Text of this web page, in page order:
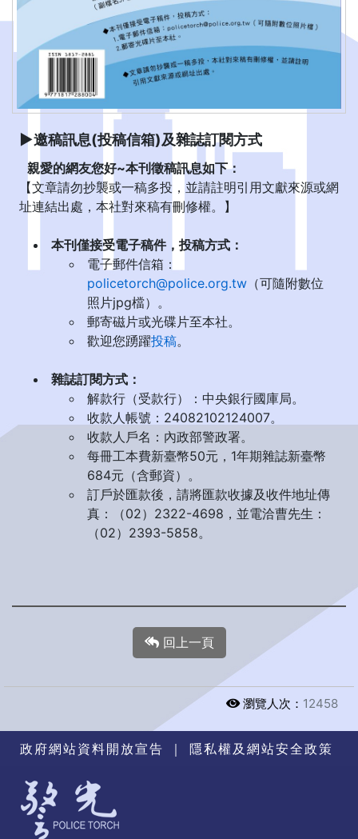
▶邀稿訊息(投稿信箱)及雜誌訂閱方式
親愛的網友您好~本刊徵稿訊息如下：
【文章請勿抄襲或一稿多投，並請註明引用文獻來源或網
址連結出處，本社對來稿有刪修權。】
本刊僅接受電子稿件，投稿方式：
電子郵件信箱：
policetorch@police.org.tw （可隨附數位
照片jpg檔）。
郵寄磁片或光碟片至本社。
歡迎您踴躍投稿。
雜誌訂閱方式：
解款行（受款行）：中央銀行國庫局。
收款人帳號：24082102124007。
收款人戶名：內政部警政署。
每冊工本費新臺幣50元，1年期雜誌新臺幣
684元（含郵資）。
訂戶於匯款後，請將匯款收據及收件地址傳
真：（02）2322-4698，並電洽曹先生：
（02）2393-5858。
回上一頁
瀏覽人次： 12458
政府網站資料開放宣告 ｜ 隱私權及網站安全政策